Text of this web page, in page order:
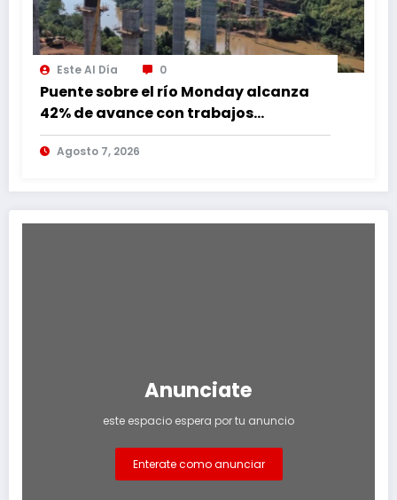
Este Al Día 0
Puente sobre el río Monday alcanza
42% de avance con trabajos
continuos
Agosto 7, 2026
Anunciate
este espacio espera por tu anuncio
Enterate como anunciar